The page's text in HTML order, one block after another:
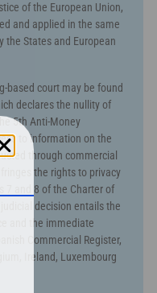
of the European Union,
and applied in the same
the States and European
based court may be found
declares the nullity of
5th Anti-Money
to information on the
through commercial
the rights to privacy
7 and 8 of the Charter of
decision entails the
and the immediate
Commercial Register,
Ireland, Luxembourg